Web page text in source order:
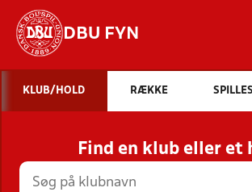
DBU FYN
Hvad
INDHOLD
STILLINGER, RESULTATER,
HOLD
KLUB/HOLD RÆKKE
Find en klub eller et